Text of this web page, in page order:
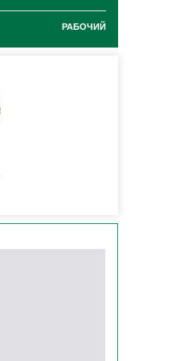
РАБОЧИЙ